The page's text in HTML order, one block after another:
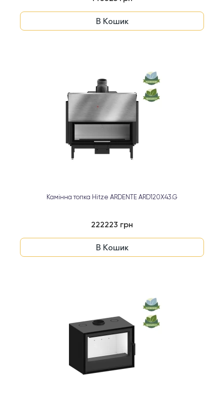
В Кошик
Камінна топка Hitze ARDENTE ARD120X43.G
222223 грн
В Кошик